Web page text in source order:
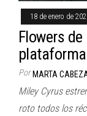
18 de enero de
Flowers
Por MARTA
Miley Cyrus
roto todos los